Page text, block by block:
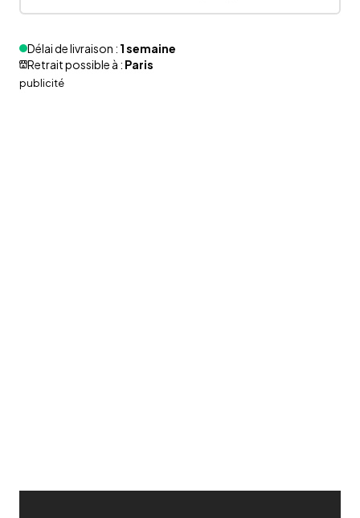
Barre extérieure solide
assure la sécurité
Délai de livraison : 1 semaine
Retrait possible à : Paris
publicité